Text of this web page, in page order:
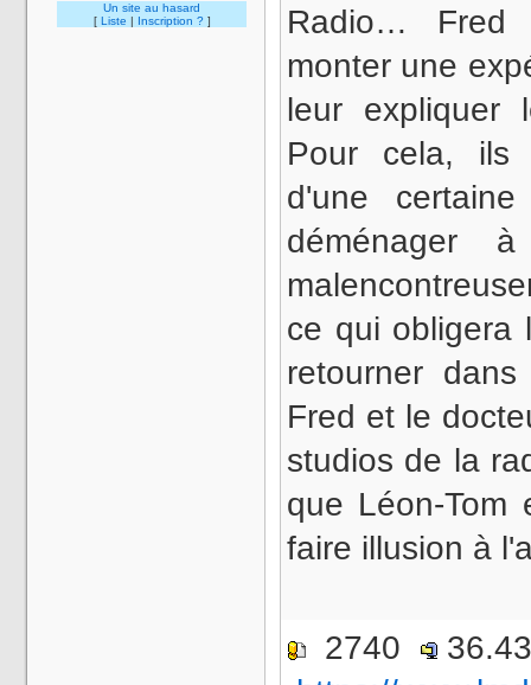
Un site au hasard
[ Liste | Inscription ? ]
Radio… Fred
monter une
leur expliquer
Pour cela, ils
d'une
déménager
ce qui obligera
retourner
Fred et le
studios de la
que Léon-Tom
faire illusion à
2740